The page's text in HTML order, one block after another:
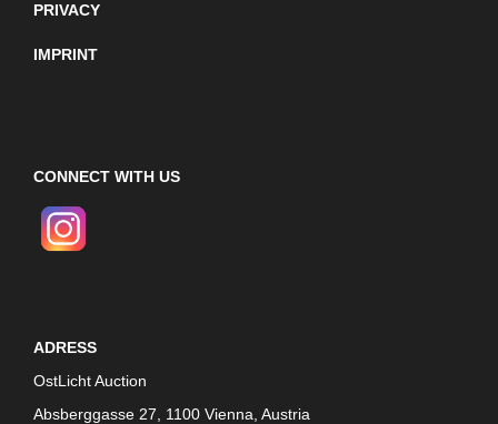
PRIVACY
IMPRINT
CONNECT WITH US
ADRESS
OstLicht Auction
Absberggasse 27, 1100 Vienna, Austria